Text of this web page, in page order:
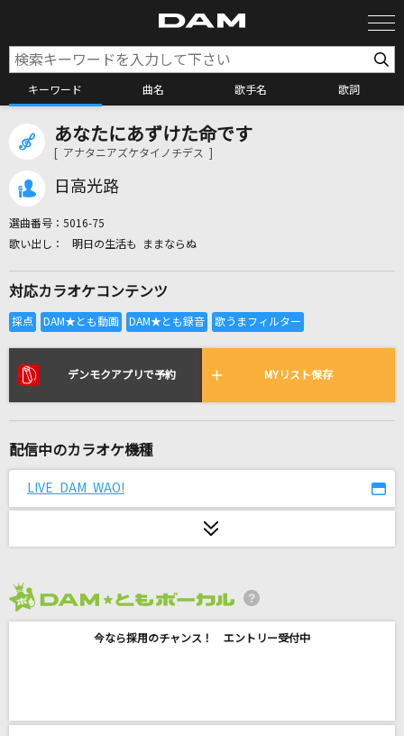
キーワード 曲名 歌手名 歌詞
カラオケ検索
全国りれき
リアルタイムで歌われている曲の一覧
あいつら全員同窓会
スターライトパレード
あなたにあずけた命です
[ アナタニアズケタイノチデス ]
日高光路
選曲番号： 5016-75
明日の生活も ままならぬ
対応カラオケコンテンツ
デンモクアプリで予約 MYリスト保存
配信中のカラオケ機種
LIVE DAM WAO!
今なら採用のチャンス！ エントリー受付中